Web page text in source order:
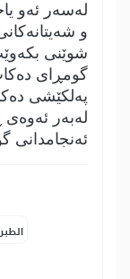
لەسەر ئەو
و
شوێنی
گومڕای
پەلکێشی
لەبەر ئەوەی
ئەنجامدانی